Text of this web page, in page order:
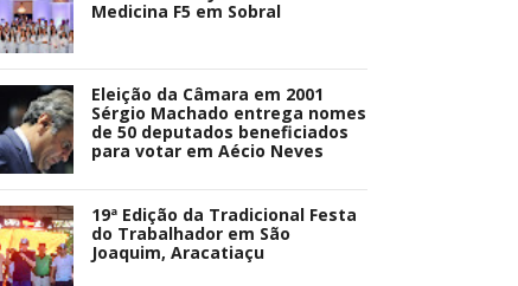
Medicina F5 em Sobral
Eleição da Câmara em 2001
Sérgio Machado entrega nomes
de 50 deputados beneficiados
para votar em Aécio Neves
19ª Edição da Tradicional Festa
do Trabalhador em São
Joaquim, Aracatiaçu